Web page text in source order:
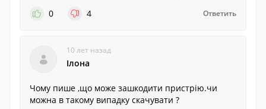
0
4 Ответить
10 лет назад
Ілона
Чому пише ,що може зашкодити пристрію.чи
можна в такому випадку скачувати ?